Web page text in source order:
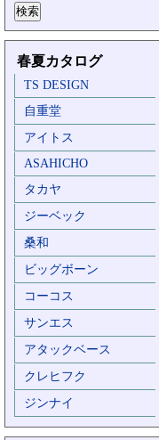
春夏カタログ
TS DESIGN
自重堂
アイトス
ASAHICHO
タカヤ
ジーベック
桑和
ビッグボーン
コーコス
サンエス
アタックベース
クレヒフク
ジンナイ